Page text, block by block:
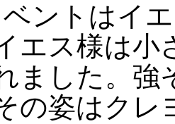
ントはイ
エス様は小
ました。強
の姿はクレ